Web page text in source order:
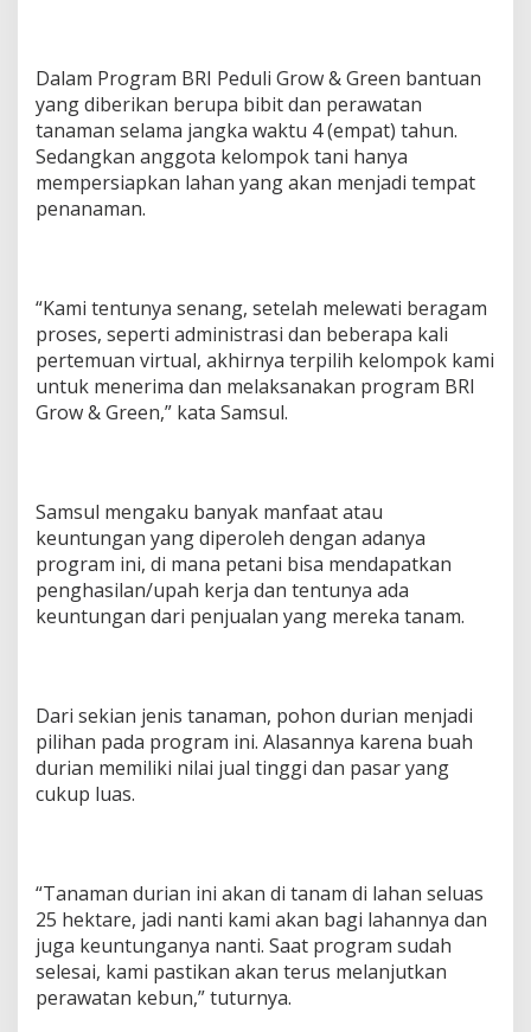
Dalam Program BRI Peduli Grow & Green bantuan
yang diberikan berupa bibit dan perawatan
tanaman selama jangka waktu 4 (empat) tahun.
Sedangkan anggota kelompok tani hanya
mempersiapkan lahan yang akan menjadi tempat
penanaman.
“Kami tentunya senang, setelah melewati beragam
proses, seperti administrasi dan beberapa kali
pertemuan virtual, akhirnya terpilih kelompok kami
untuk menerima dan melaksanakan program BRI
Grow & Green,” kata Samsul.
Samsul mengaku banyak manfaat atau
keuntungan yang diperoleh dengan adanya
program ini, di mana petani bisa mendapatkan
penghasilan/upah kerja dan tentunya ada
keuntungan dari penjualan yang mereka tanam.
Dari sekian jenis tanaman, pohon durian menjadi
pilihan pada program ini. Alasannya karena buah
durian memiliki nilai jual tinggi dan pasar yang
cukup luas.
“Tanaman durian ini akan di tanam di lahan seluas
25 hektare, jadi nanti kami akan bagi lahannya dan
juga keuntunganya nanti. Saat program sudah
selesai, kami pastikan akan terus melanjutkan
perawatan kebun,” tuturnya.